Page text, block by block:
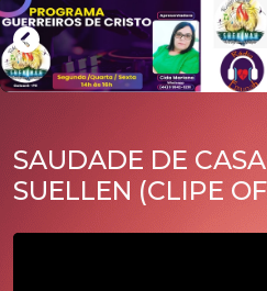
SAUDADE DE
SUELLEN (CLIPE